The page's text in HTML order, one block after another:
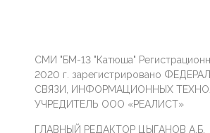
СМИ "БМ-13 "Катюша"
2020 г. зарегистрировано
СВЯЗИ, ИНФОРМАЦИОННЫХ
УЧРЕДИТЕЛЬ ООО «РЕАЛИСТ»
ГЛАВНЫЙ РЕДАКТОР ЦЫГАНОВ А.Б.